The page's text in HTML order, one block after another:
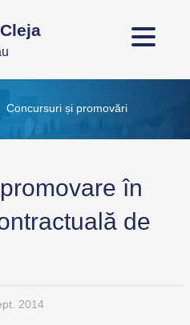
Concursuri și promovări
în
de
2014